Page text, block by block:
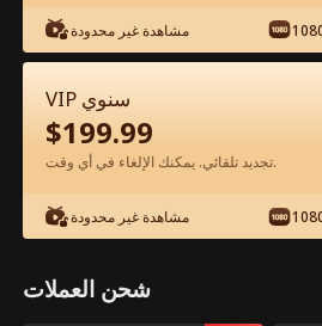
1-50 51-91
مشاهدة غير محدودة
VIP سنوي
$199.99
تجديد تلقائي. يمكنك الإلغاء في أي وقت.
مشاهدة غير محدودة
شحن العملات